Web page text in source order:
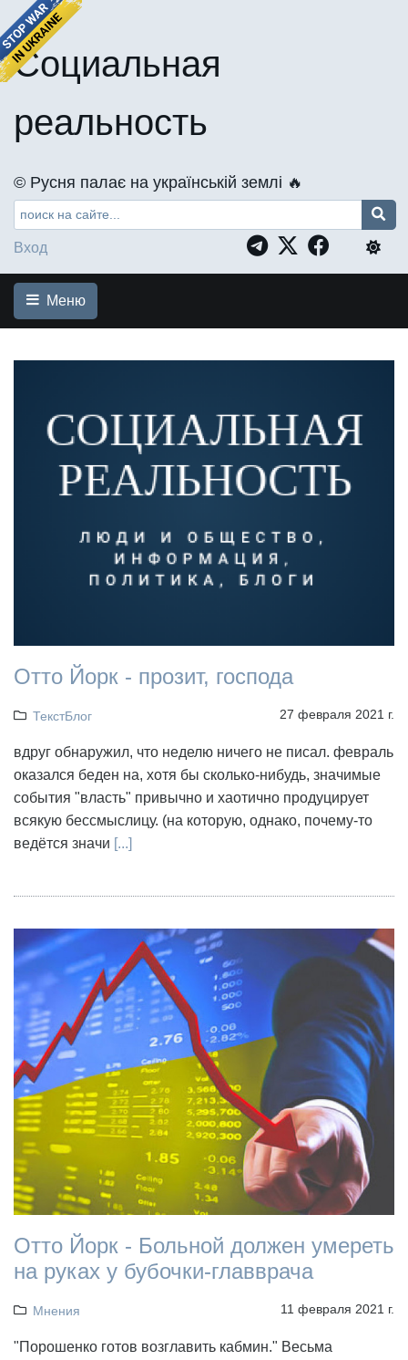
Социальная
реальность
©️ Русня палає на українській землі 🔥
Вход
Меню
Отто Йорк - прозит, господа
ТекстБлог 27 февраля 2021 г.
вдруг обнаружил, что неделю ничего не писал. февраль
оказался беден на, хотя бы сколько-нибудь, значимые
события "власть" привычно и хаотично продуцирует
всякую бессмыслицу. (на которую, однако, почему-то
ведётся значи [...]
Отто Йорк - Больной должен умереть
на руках у бубочки-главврача
Мнения 11 февраля 2021 г.
"Порошенко готов возглавить кабмин." Весьма